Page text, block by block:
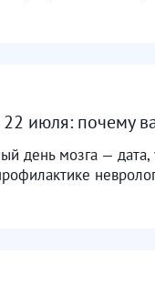
июля: почему
день мозга —